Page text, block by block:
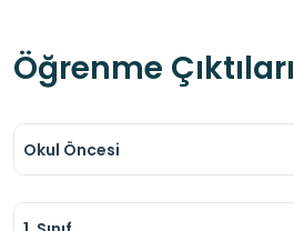
Öğrenme Çıktıları
Okul Öncesi